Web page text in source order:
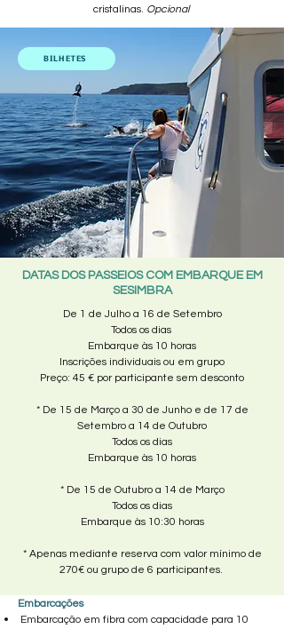
cristalinas. Opcional
BILHETES
DATAS DOS PASSEIOS COM EMBARQUE EM
SESIMBRA
De 1 de Julho a 16 de Setembro
Todos os dias
Embarque às 10 horas
Inscrições individuais ou em grupo
Preço: 45 € por participante sem desconto
* De 15 de Março a 30 de Junho e de 17 de
Setembro a 14 de Outubro
Todos os dias
Embarque às 10 horas​
* De 15 de Outubro a 14 de Março
Todos os dias
Embarque às 10:30 horas
* Apenas mediante reserva com valor mínimo de
270€ ou grupo de 6 participantes.
Embarcações
Embarcação em fibra com capacidade para 10